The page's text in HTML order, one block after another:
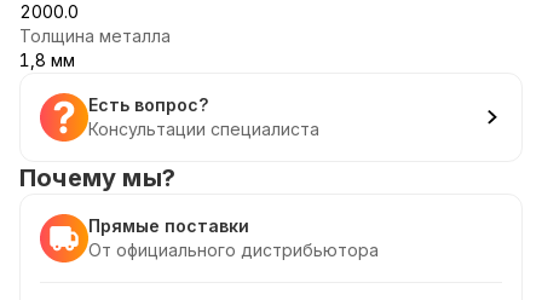
2000.0
Толщина металла
1,8 мм
Есть вопрос?
Консультации специалиста
Почему мы?
Прямые поставки
От официального дистрибьютора